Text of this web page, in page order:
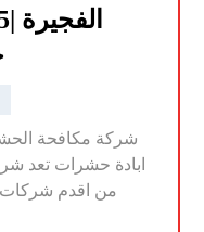
ابادة حشرات تعد
من اقدم